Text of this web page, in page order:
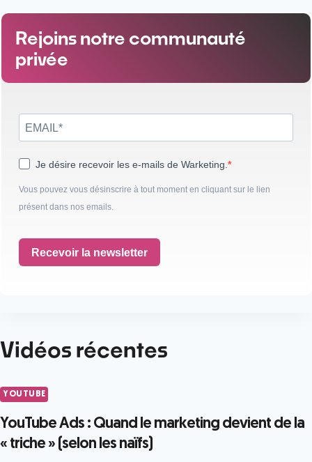
Rejoins notre communauté
privée
Je désire recevoir les e-mails de Warketing.
Vous pouvez vous désinscrire à tout moment en cliquant sur le lien
présent dans nos emails.
Recevoir la newsletter
Vidéos récentes
YOUTUBE
YouTube Ads : Quand le marketing devient de la
« triche » (selon les naïfs)